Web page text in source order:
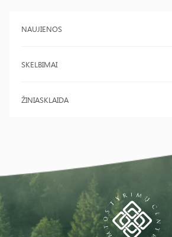
NAUJIENOS
SKELBIMAI
ŽINIASKLAIDA